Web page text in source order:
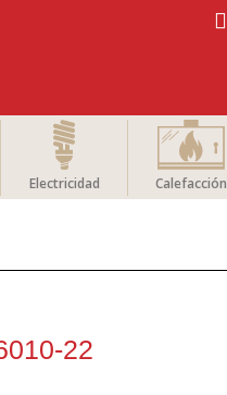
Electricidad Calefacción
22